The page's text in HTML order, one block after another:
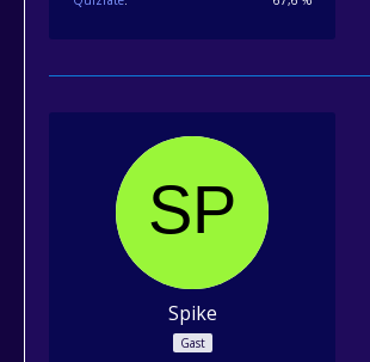
Spike
Gast